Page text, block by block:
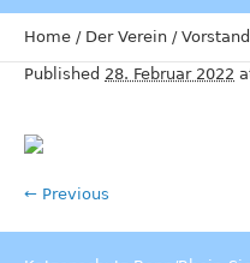
Home / Der Verein /
Published 28. Februar 2022
← Previous